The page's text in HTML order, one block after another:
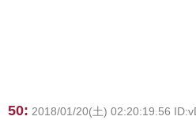
50: 2018/01/20(土) 02:20:19.56